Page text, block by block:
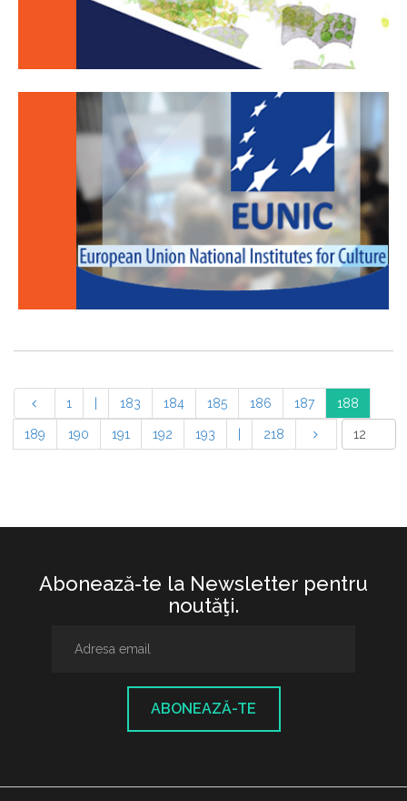
1 183 184 185 186 187 188
189 190 191 192 193 218
Abonează-te la Newsletter pentru
noutăţi.
ABONEAZĂ-TE